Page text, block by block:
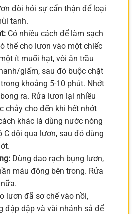
đòi hỏi sự cẩn thận để loại
tanh.
Có nhiều cách để làm sạch
thể cho lươn vào một chiếc
ít muối hạt, vôi ăn trầu
giấm, sau đó buộc chặt
khoảng 5-10 phút. Nhớt
ra. Rửa lươn lại nhiều
chảy cho đến khi hết nhớt
khác là dùng nước nóng
C dội qua lươn, sau đó dùng
Dùng dao rạch bụng lươn,
máu đông bên trong. Rửa
lươn đã sơ chế vào nồi,
đập dập và vài nhánh sả để